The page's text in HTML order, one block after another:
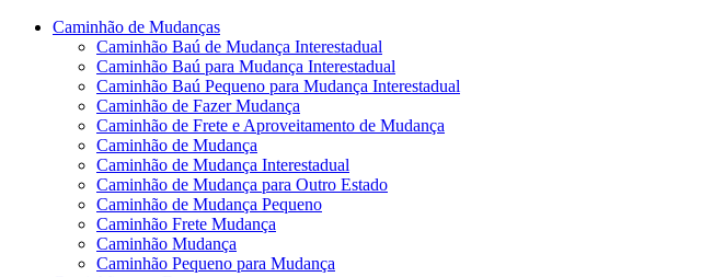
Caminhão de Mudanças
Caminhão Baú de Mudança Interestadual
Caminhão Baú para Mudança Interestadual
Caminhão Baú Pequeno para Mudança Interestadual
Caminhão de Fazer Mudança
Caminhão de Frete e Aproveitamento de Mudança
Caminhão de Mudança
Caminhão de Mudança Interestadual
Caminhão de Mudança para Outro Estado
Caminhão de Mudança Pequeno
Caminhão Frete Mudança
Caminhão Mudança
Caminhão Pequeno para Mudança